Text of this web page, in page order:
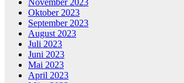
November 2023
Oktober 2023
September 2023
August 2023
Juli 2023
Juni 2023
Mai 2023
April 2023